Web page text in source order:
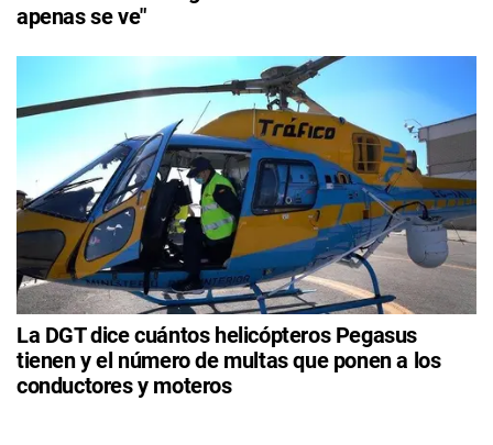
apenas se ve"
La DGT dice cuántos helicópteros Pegasus
tienen y el número de multas que ponen a los
conductores y moteros